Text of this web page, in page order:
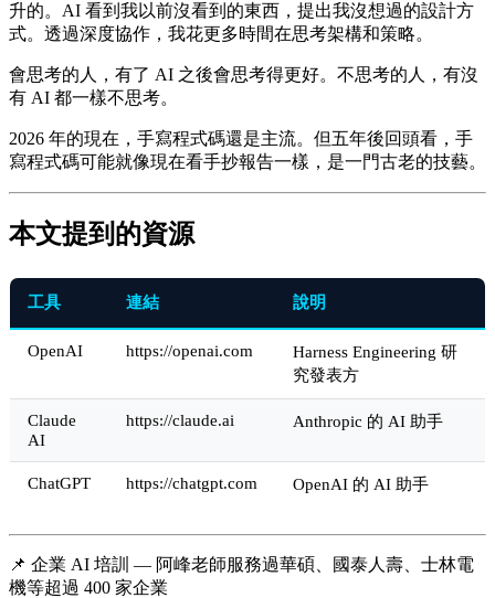
升的。AI 看到我以前沒看到的東西，提出我沒想過的設計方
式。透過深度協作，我花更多時間在思考架構和策略。
會思考的人，有了 AI 之後會思考得更好。不思考的人，有沒
有 AI 都一樣不思考。
2026 年的現在，手寫程式碼還是主流。但五年後回頭看，手
寫程式碼可能就像現在看手抄報告一樣，是一門古老的技藝。
本文提到的資源
工具 連結 說明
OpenAI https://openai.com
Harness Engineering 研
究發表方
Claude
AI
https://claude.ai Anthropic 的 AI 助手
ChatGPT https://chatgpt.com OpenAI 的 AI 助手
📌 企業 AI 培訓 — 阿峰老師服務過華碩、國泰人壽、士林電
機等超過 400 家企業